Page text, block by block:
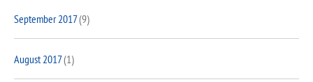
September 2017(9)
August 2017(1)